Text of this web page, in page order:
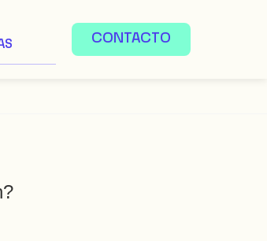
CONTACTO